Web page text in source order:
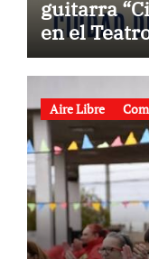
guitarra
en el
Aire Libre